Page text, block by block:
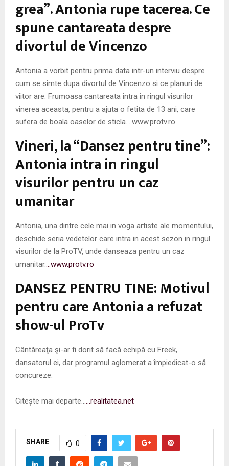
U
grea”. Antonia rupe tacerea. Ce
spune cantareata despre
divortul de Vincenzo
Antonia a vorbit pentru prima data intr-un interviu despre
cum se simte dupa divortul de Vincenzo si ce planuri de
viitor are. Frumoasa cantareata intra in ringul visurilor
vinerea aceasta, pentru a ajuta o fetita de 13 ani, care
sufera de boala oaselor de sticla….www.protv.ro
Vineri, la “Dansez pentru tine”:
Antonia intra in ringul
visurilor pentru un caz
umanitar
Antonia, una dintre cele mai in voga artiste ale momentului,
deschide seria vedetelor care intra in acest sezon in ringul
visurilor de la ProTV, unde danseaza pentru un caz
umanitar.
…www.protv.ro
DANSEZ PENTRU TINE: Motivul
pentru care Antonia a refuzat
show-ul ProTv
Cântăreaţa şi-ar fi dorit să facă echipă cu Freek,
dansatorul ei, dar programul aglomerat a împiedicat-o să
concureze.
Citește mai departe… …realitatea.net
SHARE 0